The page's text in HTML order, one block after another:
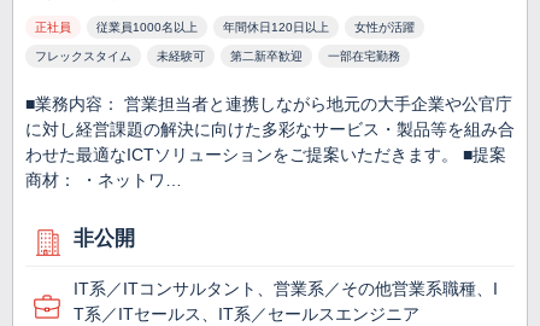
正社員 従業員1000名以上 年間休日120日以上 女性が活躍
フレックスタイム 未経験可 第二新卒歓迎 一部在宅勤務
■業務内容： 営業担当者と連携しながら地元の大手企業や公官庁
に対し経営課題の解決に向けた多彩なサービス・製品等を組み合
わせた最適なICTソリューションをご提案いただきます。 ■提案
商材： ・ネットワ…
非公開
IT系／ITコンサルタント、営業系／その他営業系職種、I
T系／ITセールス、IT系／セールスエンジニア